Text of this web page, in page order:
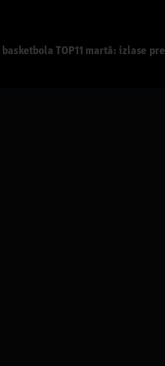
TOP11 martā: izlase